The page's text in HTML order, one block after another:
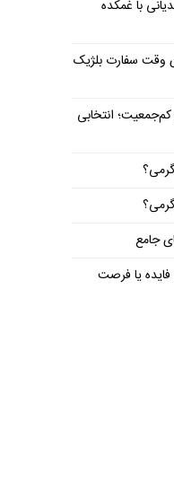
با غمکده
وقت سفارت بلژیک
کم‌جمعیت؛ انتخابی
جامع
فایده یا فرصت